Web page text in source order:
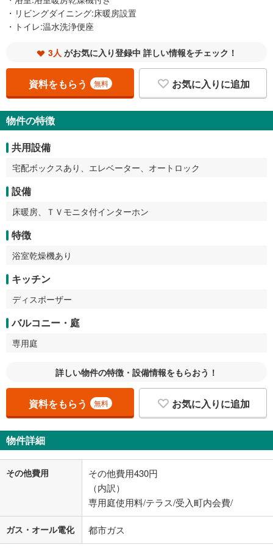
・リビングダイニング:床暖房設置
・トイレ:温水洗浄便座
3人 がお気に入り登録中 詳しい情報をチェック！
資料をもらう 無料 お気に入りに追加
物件の特徴
共用設備
宅配ボックスあり、エレベーター、オートロック
設備
床暖房、ＴＶモニタ付インターホン
特徴
浴室乾燥機あり
キッチン
ディスポーザー
バルコニー・庭
専用庭
詳しい物件の特徴・設備情報をもらおう！
資料をもらう 無料 お気に入りに追加
物件詳細
その他費用
その他費用430円
（内訳）
専用庭使用料/テラス/受入町内会費/
ガス・オール電化 都市ガス